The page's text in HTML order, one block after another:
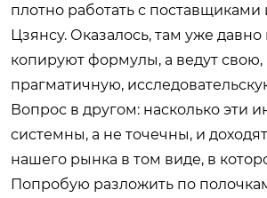
плотно работать с
Цзянсу. Оказалось, там уже давно
копируют формулы, а ведут
прагматичную,
Вопрос в другом: насколько эти
системны, а не точечны, и
нашего рынка в том виде, в
Попробую разложить по